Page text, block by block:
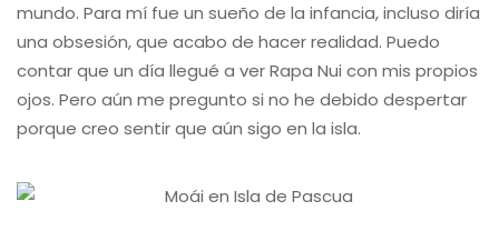
mundo. Para mí fue un sueño de la infancia, incluso diría
una obsesión, que acabo de hacer realidad. Puedo
contar que un día llegué a ver Rapa Nui con mis propios
ojos. Pero aún me pregunto si no he debido despertar
porque creo sentir que aún sigo en la isla.